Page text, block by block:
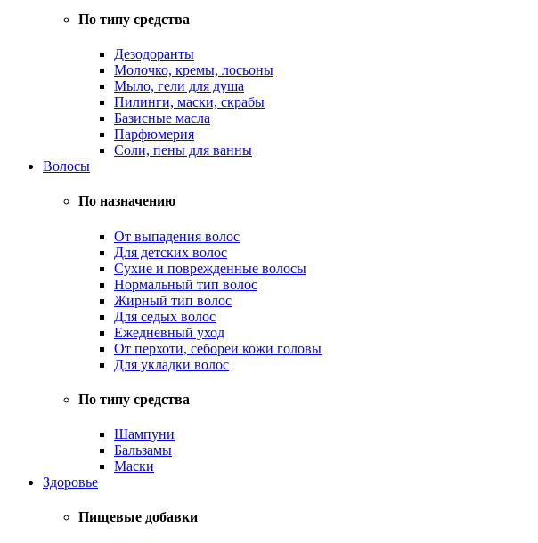
По типу средства
Дезодоранты
Молочко, кремы, лосьоны
Мыло, гели для душа
Пилинги, маски, скрабы
Базисные масла
Парфюмерия
Соли, пены для ванны
Волосы
По назначению
От выпадения волос
Для детских волос
Сухие и поврежденные волосы
Нормальный тип волос
Жирный тип волос
Для седых волос
Ежедневный уход
От перхоти, себореи кожи головы
Для укладки волос
По типу средства
Шампуни
Бальзамы
Маски
Здоровье
Пищевые добавки